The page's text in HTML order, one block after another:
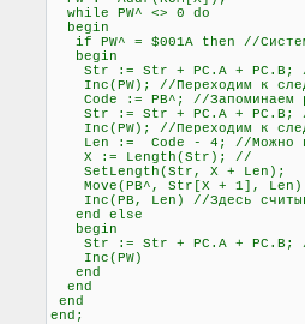
while PW^ <> 0 do
begin
if PW^ = $001A then //
begin
Str := Str + PC.A + PC.B; //
Inc(PW); //Переходим к
Code := PB^; //Запоминаем
Str := Str + PC.A + PC.B; //
Inc(PW); //Переходим к
Len := Code - 4; //Можно
X := Length(Str); //
SetLength(Str, X +
Move(PB^, Str[X + 1],
Inc(PB, Len) //Здесь
end else
begin
Str := Str + PC.A + PC.B; //
Inc(PW)
end
end
end
end;